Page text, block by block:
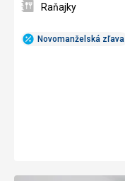
Novomanželská zľava
Raňajky